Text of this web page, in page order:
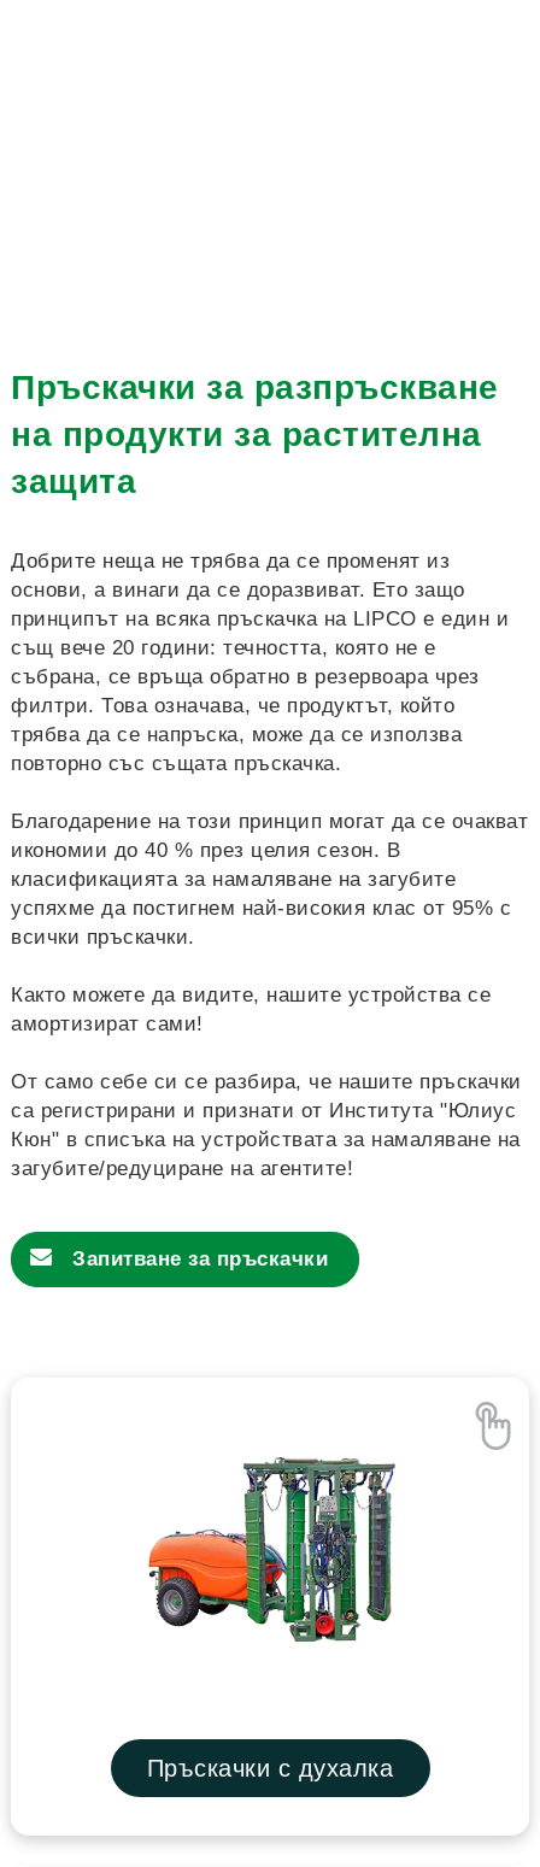
Пръскачки за разпръскване
на продукти за растителна
защита
Добрите неща не трябва да се променят из
основи, а винаги да се доразвиват. Ето защо
принципът на всяка пръскачка на LIPCO е един и
същ вече 20 години: течността, която не е
събрана, се връща обратно в резервоара чрез
филтри. Това означава, че продуктът, който
трябва да се напръска, може да се използва
повторно със същата пръскачка.
Благодарение на този принцип могат да се очакват
икономии до 40 % през целия сезон. В
класификацията за намаляване на загубите
успяхме да постигнем най-високия клас от 95% с
всички пръскачки.
Както можете да видите, нашите устройства се
амортизират сами!
От само себе си се разбира, че нашите пръскачки
са регистрирани и признати от Института "Юлиус
Кюн" в списъка на устройствата за намаляване на
загубите/редуциране на агентите!
Запитване за пръскачки
Пръскачки с духалка